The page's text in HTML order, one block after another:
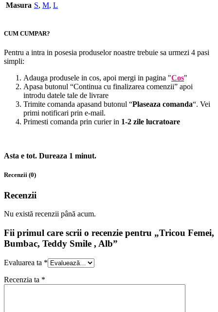
Masura S, M, L
CUM CUMPAR?
Pentru a intra in posesia produselor noastre trebuie sa urmezi 4 pasi
simpli:
Adauga produsele in cos, apoi mergi in pagina "Cos"
Apasa butonul “Continua cu finalizarea comenzii” apoi
introdu datele tale de livrare
Trimite comanda apasand butonul “Plaseaza comanda“. Vei
primi notificari prin e-mail.
Primesti comanda prin curier in 1-2 zile lucratoare
Asta e tot. Dureaza 1 minut.
Recenzii (0)
Recenzii
Nu există recenzii până acum.
Fii primul care scrii o recenzie pentru „Tricou Femei,
Bumbac, Teddy Smile , Alb”
Evaluarea ta *
Recenzia ta *